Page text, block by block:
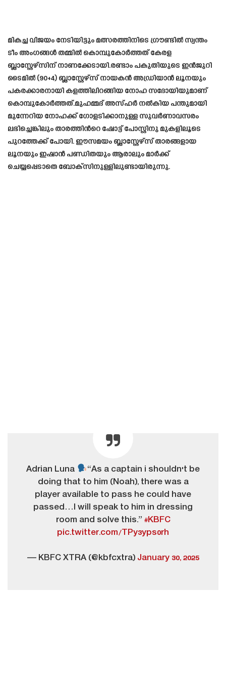
മികച്ച വിജയം നേടിയിട്ടും മത്സരത്തിനിടെ ഗ്രൗണ്ടിൽ സ്വന്തം
ടീം അംഗങ്ങൾ തമ്മിൽ കൊമ്പുകോർത്തത് കേരള
ബ്ലാസ്റ്റേഴ്സിന് നാണക്കേടായി.രണ്ടാം പകുതിയുടെ ഇൻജുറി
ടൈമിൽ (90+4) ബ്ലാസ്റ്റേഴ്സ് നായകൻ അഡ്രിയാൻ ലൂനയും
പകരക്കാരനായി കളത്തിലിറങ്ങിയ നോഹ സദോയിയുമാണ്
കൊമ്പുകോർത്തത്.മുഹമ്മദ് അസ്ഹർ നൽകിയ പന്തുമായി
മുന്നേറിയ നോഹക്ക് ഗോളടിക്കാനുള്ള സുവർണാവസരം
ലഭിച്ചെങ്കിലും താരത്തിന്‍റെ ഷോട്ട് പോസ്റ്റിനു മുകളിലൂടെ
പുറത്തേക്ക് പോയി. ഈസമയം ബ്ലാസ്റ്റേഴ്സ് താരങ്ങളായ
ലൂനയും ഇഷാൻ പണ്ഡിതയും ആരാലും മാർക്ക്
ചെയ്യപ്പെടാതെ ബോക്സിനുള്ളിലുണ്ടായിരുന്നു.
Adrian Luna
“As a captain i shouldn't be
doing that to him (Noah), there was a
player available to pass he could have
passed…I will speak to him in dressing
room and solve this.” #KBFC
pic.twitter.com/TPy3yps0rh
— KBFC XTRA (@kbfcxtra) January 30, 2025